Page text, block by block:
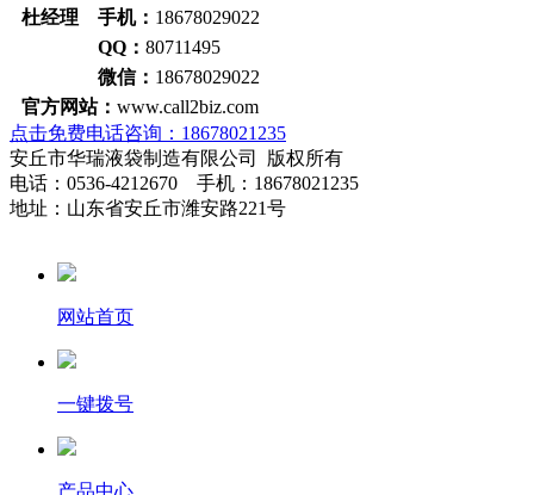
杜经理 手机： 18678029022
QQ： 80711495
微信： 18678029022
官方网站： www.call2biz.com
点击免费电话咨询：18678021235
安丘市华瑞液袋制造有限公司 版权所有
电话：0536-4212670 手机：18678021235
地址：山东省安丘市潍安路221号
网站首页
一键拨号